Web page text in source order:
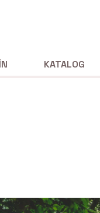
KATALOG